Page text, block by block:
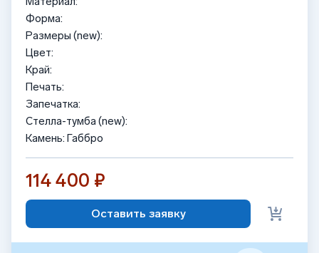
Форма:
Размеры (new):
Цвет:
Край:
Печать:
Запечатка:
Стелла-тумба (new):
Камень: Габбро
114 400 ₽
Оставить заявку